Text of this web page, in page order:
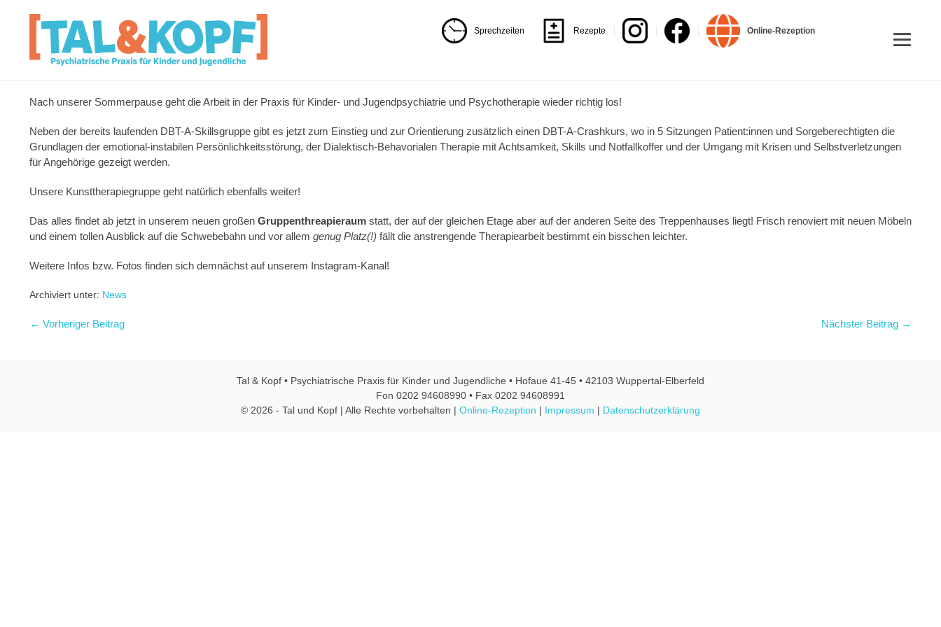
Sprechzeiten Rezepte Online-Rezeption
Nach unserer Sommerpause geht die Arbeit in der Praxis für Kinder- und Jugendpsychiatrie und Psychotherapie wieder richtig los!
Neben der bereits laufenden DBT-A-Skillsgruppe gibt es jetzt zum Einstieg und zur Orientierung zusätzlich einen DBT-A-Crashkurs, wo in 5 Sitzungen Patient:innen und Sorgeberechtigten die
Grundlagen der emotional-instabilen Persönlichkeitsstörung, der Dialektisch-Behavorialen Therapie mit Achtsamkeit, Skills und Notfallkoffer und der Umgang mit Krisen und Selbstverletzungen
für Angehörige gezeigt werden.
Unsere Kunsttherapiegruppe geht natürlich ebenfalls weiter!
Das alles findet ab jetzt in unserem neuen großen Gruppenthreapieraum statt, der auf der gleichen Etage aber auf der anderen Seite des Treppenhauses liegt! Frisch renoviert mit neuen Möbeln
und einem tollen Ausblick auf die Schwebebahn und vor allem genug Platz(!) fällt die anstrengende Therapiearbeit bestimmt ein bisschen leichter.
Weitere Infos bzw. Fotos finden sich demnächst auf unserem Instagram-Kanal!
Archiviert unter: News
← Vorheriger Beitrag Nächster Beitrag →
Tal & Kopf • Psychiatrische Praxis für Kinder und Jugendliche • Hofaue 41-45 • 42103 Wuppertal-Elberfeld
Fon 0202 94608990 • Fax 0202 94608991
© 2026 - Tal und Kopf | Alle Rechte vorbehalten | Online-Rezeption | Impressum | Datenschutzerklärung